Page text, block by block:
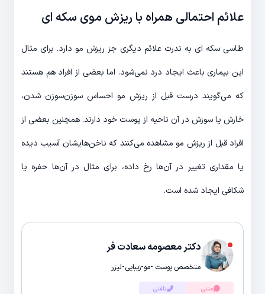
علائم احتمالی همراه با ریزش موی سکه ای
طاسی سکه ای به ندرت علائم دیگری جز ریزش مو دارد. برای مثال
این بیماری باعث ایجاد درد نمی‌شود. اما بعضی از افراد هم هستند
که می‌گویند درست قبل از ریزش مو احساس سوزن‌سوزن شدن،
خارش یا سوزش در آن ناحیه از پوست خود دارند. همچنین بعضی از
افراد قبل از ریزش مو مشاهده می‌کنند که ناخن‌هایشان آسیب دیده
یا مقداری تغییر در آن‌ها رخ داده، برای مثال در آن‌ها حفره یا
شکافی ایجاد شده است.
دکتر معصومه سعادت فر
متخصص پوست -مو-زیبایی-لیزر
متنی تلفنی